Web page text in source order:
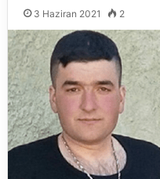
3 Haziran 2021 2